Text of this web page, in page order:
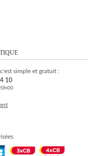
simple et gratuit :
10